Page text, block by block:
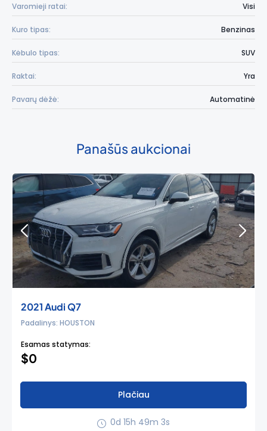
Varomieji ratai: Visi
Kuro tipas: Benzinas
Kėbulo tipas: SUV
Raktai: Yra
Pavarų dėžė: Automatinė
Panašūs aukcionai
2021 Audi Q7
Padalinys: HOUSTON
Esamas statymas:
$0
Plačiau
0d 15h 49m 3s